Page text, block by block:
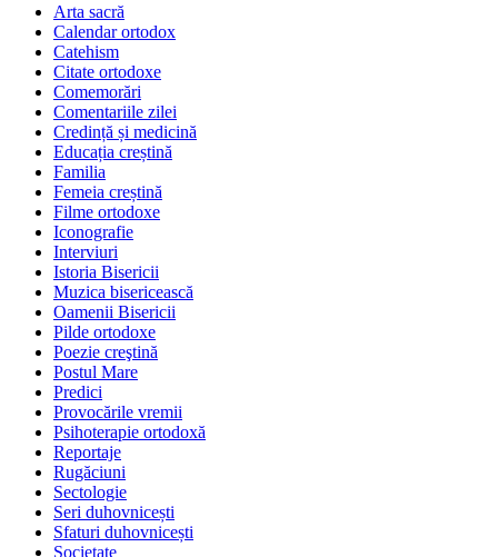
Arta sacră
Calendar ortodox
Catehism
Citate ortodoxe
Comemorări
Comentariile zilei
Credință și medicină
Educația creștină
Familia
Femeia creștină
Filme ortodoxe
Iconografie
Interviuri
Istoria Bisericii
Muzica bisericească
Oamenii Bisericii
Pilde ortodoxe
Poezie creştină
Postul Mare
Predici
Provocările vremii
Psihoterapie ortodoxă
Reportaje
Rugăciuni
Sectologie
Seri duhovnicești
Sfaturi duhovnicești
Societate